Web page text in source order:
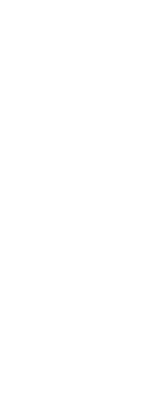
দিলেন সাচিং প্রু জেরী